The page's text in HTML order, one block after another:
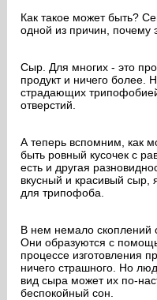
Как такое может быть?
одной из причин, почему
Сыр. Для многих - это
продукт и ничего более.
страдающих
отверстий.
А теперь вспомним, как
быть ровный кусочек с
есть и другая
вкусный и красивый
для трипофоба.
В нем немало скоплений
Они образуются с
процессе изготовления
ничего страшного. Но
вид сыра может их по-
беспокойный сон.